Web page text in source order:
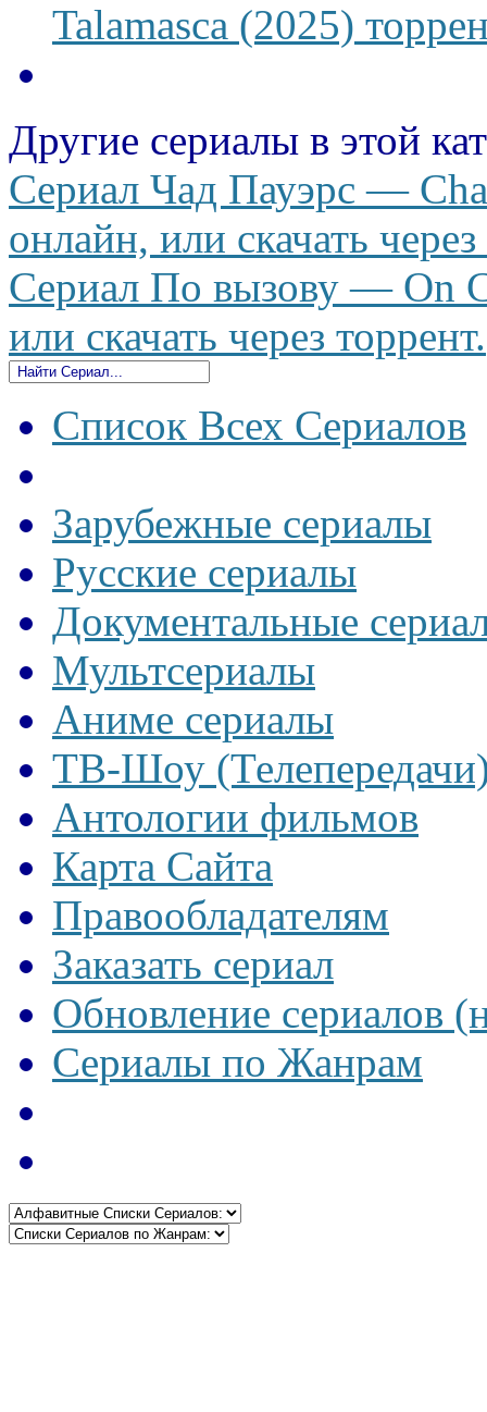
Talamasca (2025)
Другие сериалы в этой
Сериал Чад Пауэрс —
онлайн, или скачать
Сериал По вызову — On
или скачать через торрент.
Список Всех Сериалов
Зарубежные сериалы
Русские сериалы
Документальные
Мультсериалы
Аниме сериалы
ТВ-Шоу
Антологии фильмов
Карта Сайта
Правообладателям
Заказать сериал
Обновление сериалов
Сериалы по Жанрам